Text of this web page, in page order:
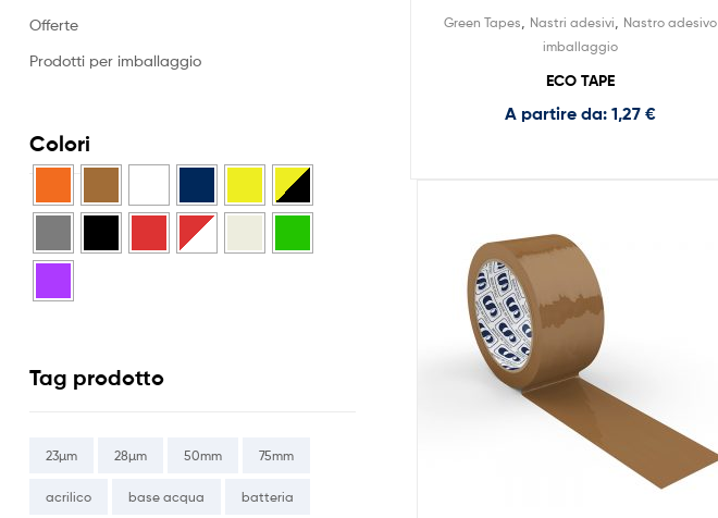
Green Tapes Nastri adesivi
Nastro adesivo
imballaggio
ECO TAPE
A partire da: 1,27€
Offerte
Prodotti per imballaggio
Colori
Tag prodotto
23µm 28µm 50mm 75mm
acrilico base acqua batteria